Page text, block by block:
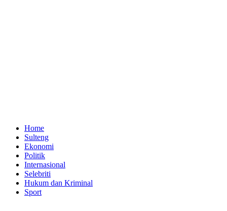
Home
Sulteng
Ekonomi
Politik
Internasional
Selebriti
Hukum dan Kriminal
Sport